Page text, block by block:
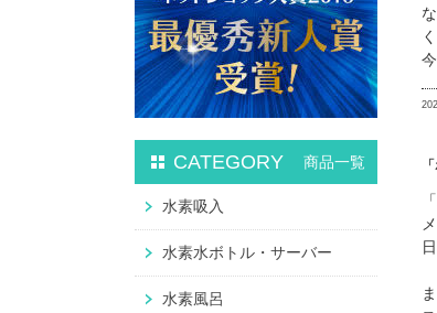
CATEGORY 商品一覧
水素吸入
水素水ボトル・サーバー
水素風呂